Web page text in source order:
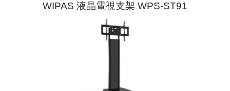
WIPAS 液晶電視支架 WPS-ST91